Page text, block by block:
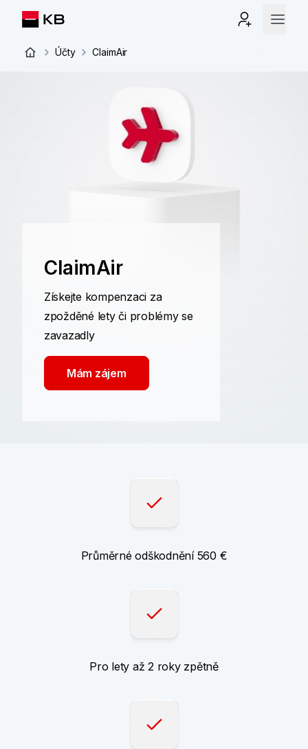
Účty ClaimAir
ClaimAir
Získejte kompenzaci za
zpožděné lety či problémy se
zavazadly
Mám zájem
Průměrné odškodnění 560 €
Pro lety až 2 roky zpětně